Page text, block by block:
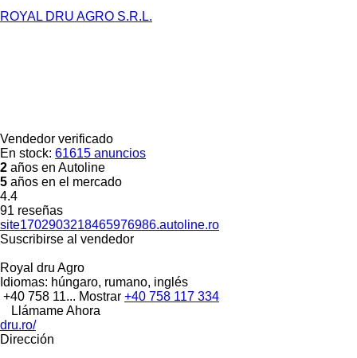
ROYAL DRU AGRO S.R.L.
Vendedor verificado
En stock: 61615 anuncios
2 años en Autoline
5 años en el mercado
4.4
91 reseñas
site1702903218465976986.autoline.ro
Suscribirse al vendedor
Royal dru Agro
Idiomas: húngaro, rumano, inglés
+40 758 11... Mostrar +40 758 117 334
Llámame Ahora
dru.ro/
Dirección